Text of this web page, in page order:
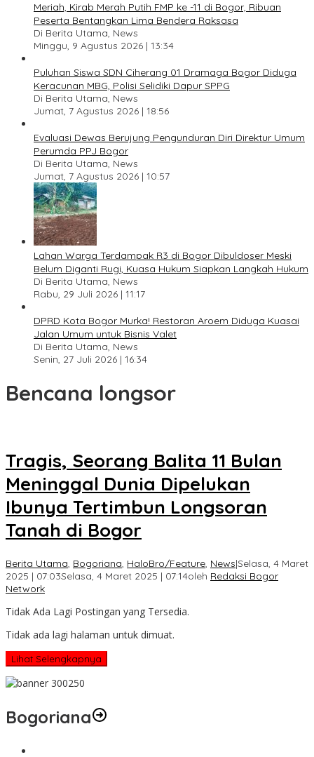
Meriah, Kirab Merah Putih FMP ke -11 di Bogor, Ribuan
Peserta Bentangkan Lima Bendera Raksasa
Di Berita Utama, News
Minggu, 9 Agustus 2026 | 13:34
Puluhan Siswa SDN Ciherang 01 Dramaga Bogor Diduga
Keracunan MBG, Polisi Selidiki Dapur SPPG
Di Berita Utama, News
Jumat, 7 Agustus 2026 | 18:56
Evaluasi Dewas Berujung Pengunduran Diri Direktur Umum
Perumda PPJ Bogor
Di Berita Utama, News
Jumat, 7 Agustus 2026 | 10:57
Lahan Warga Terdampak R3 di Bogor Dibuldoser Meski
Belum Diganti Rugi, Kuasa Hukum Siapkan Langkah Hukum
Di Berita Utama, News
Rabu, 29 Juli 2026 | 11:17
DPRD Kota Bogor Murka! Restoran Aroem Diduga Kuasai
Jalan Umum untuk Bisnis Valet
Di Berita Utama, News
Senin, 27 Juli 2026 | 16:34
Bencana longsor
Tragis, Seorang Balita 11 Bulan
Meninggal Dunia Dipelukan
Ibunya Tertimbun Longsoran
Tanah di Bogor
Berita Utama, Bogoriana, HaloBro/Feature, News|Selasa, 4 Maret
2025 | 07:03Selasa, 4 Maret 2025 | 07:14oleh Redaksi Bogor
Network
Tidak Ada Lagi Postingan yang Tersedia.
Tidak ada lagi halaman untuk dimuat.
Lihat Selengkapnya
Bogoriana